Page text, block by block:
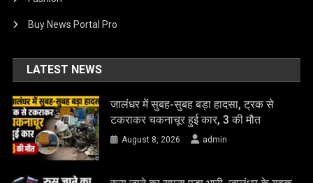
Buy News Portal Pro
LATEST NEWS
जालंधर में सुबह-सुबह बड़ा हादसा, ट्रक से
टकराकर चकनाचूर हुई कार, 3 की मौत
August 8, 2026 admin